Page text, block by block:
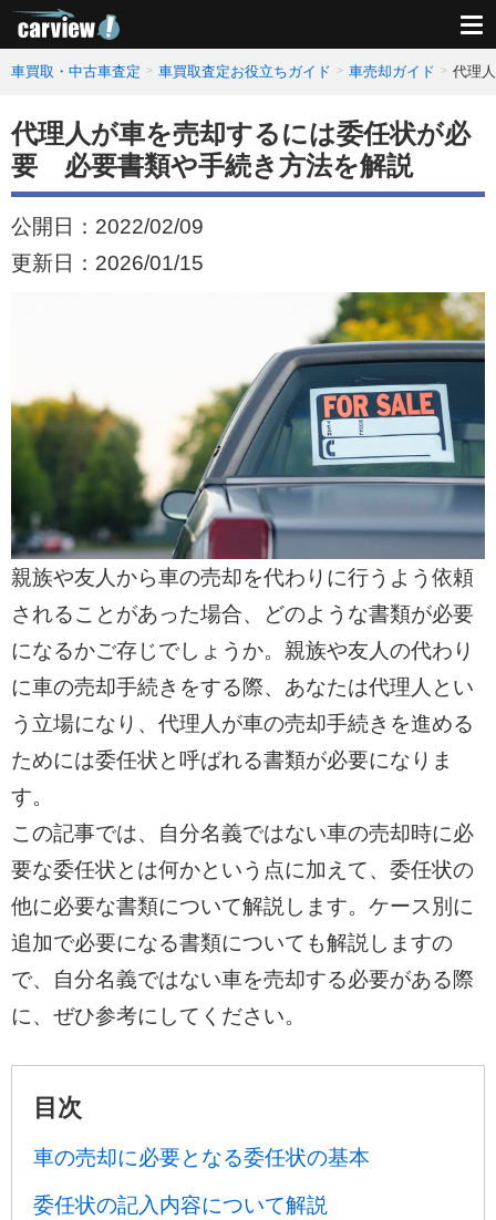
車買取・中古車査定 車買取査定お役立ちガイド 車売却ガイド 代理
代理人が車を売却するには委任状が必
要 必要書類や手続き方法を解説
公開日： 2022/02/09
更新日： 2026/01/15
親族や友人から車の売却を代わりに行うよう依頼
されることがあった場合、どのような書類が必要
になるかご存じでしょうか。親族や友人の代わり
に車の売却手続きをする際、あなたは代理人とい
う立場になり、代理人が車の売却手続きを進める
ためには委任状と呼ばれる書類が必要になりま
す。
この記事では、自分名義ではない車の売却時に必
要な委任状とは何かという点に加えて、委任状の
他に必要な書類について解説します。ケース別に
追加で必要になる書類についても解説しますの
で、自分名義ではない車を売却する必要がある際
に、ぜひ参考にしてください。
目次
車の売却に必要となる委任状の基本
委任状の記入内容について解説